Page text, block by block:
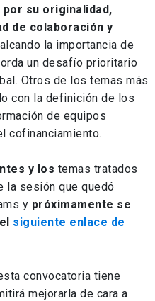
su originalidad,
de colaboración y
la importancia de
un desafío prioritario
Otros de los temas más
con la definición de los
de equipos
cofinanciamiento.
y los temas tratados
la sesión que quedó
y próximamente se
siguiente enlace de
convocatoria tiene
mejorarla de cara a